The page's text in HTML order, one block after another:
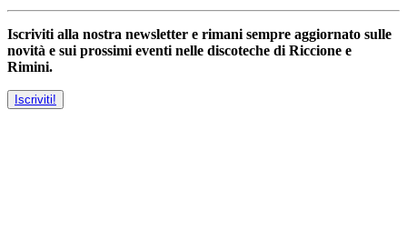
Iscriviti alla nostra newsletter e rimani sempre aggiornato sulle
novità e sui prossimi eventi nelle discoteche di Riccione e
Rimini.
Iscriviti!